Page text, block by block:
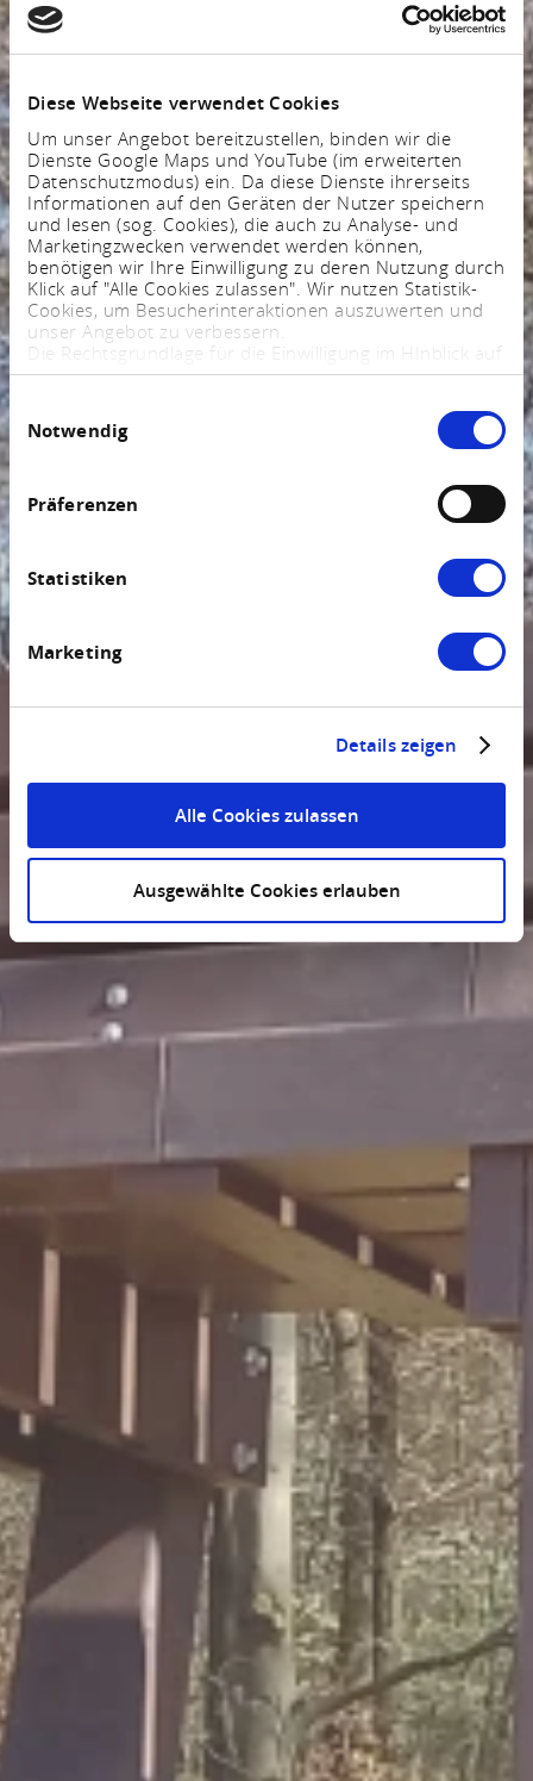
Diese Webseite verwendet Cookies
Um unser Angebot bereitzustellen, binden wir die
Dienste Google Maps und YouTube (im erweiterten
Datenschutzmodus) ein. Da diese Dienste ihrerseits
Informationen auf den Geräten der Nutzer speichern
und lesen (sog. Cookies), die auch zu Analyse- und
Marketingzwecken verwendet werden können,
benötigen wir Ihre Einwilligung zu deren Nutzung durch
Klick auf "Alle Cookies zulassen". Wir nutzen Statistik-
Cookies, um Besucherinteraktionen auszuwerten und
unser Angebot zu verbessern.
Die Rechtsgrundlage für die Einwilligung im HInblick auf
die Speicherung und das Auslesen von Informationen
Verarbeitung personenbezogener Daten Art. 6 Abs. 1
lit. a DSGVO.
widerrufen. Weitere Informationen finden Sie in
Einwilligungsauswahl
Notwendig
Präferenzen
Statistiken
Marketing
Details zeigen
Alle Cookies zulassen
Ausgewählte Cookies erlauben